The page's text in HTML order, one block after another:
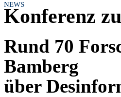
NEWS
Konferenz
Rund 70
Bamberg
über